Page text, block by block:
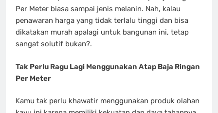
Per Meter biasa sampai jenis melanin. Nah, kalau
penawaran harga yang tidak terlalu tinggi dan bisa
dikatakan murah apalagi untuk bangunan ini, tetap
sangat solutif bukan?.
Tak Perlu Ragu Lagi Menggunakan Atap Baja Ringan
Per Meter
Kamu tak perlu khawatir menggunakan produk olahan